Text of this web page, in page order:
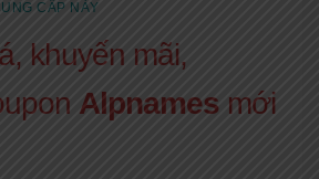
CẤP NÀY
khuyến mãi,
Alpnames mới